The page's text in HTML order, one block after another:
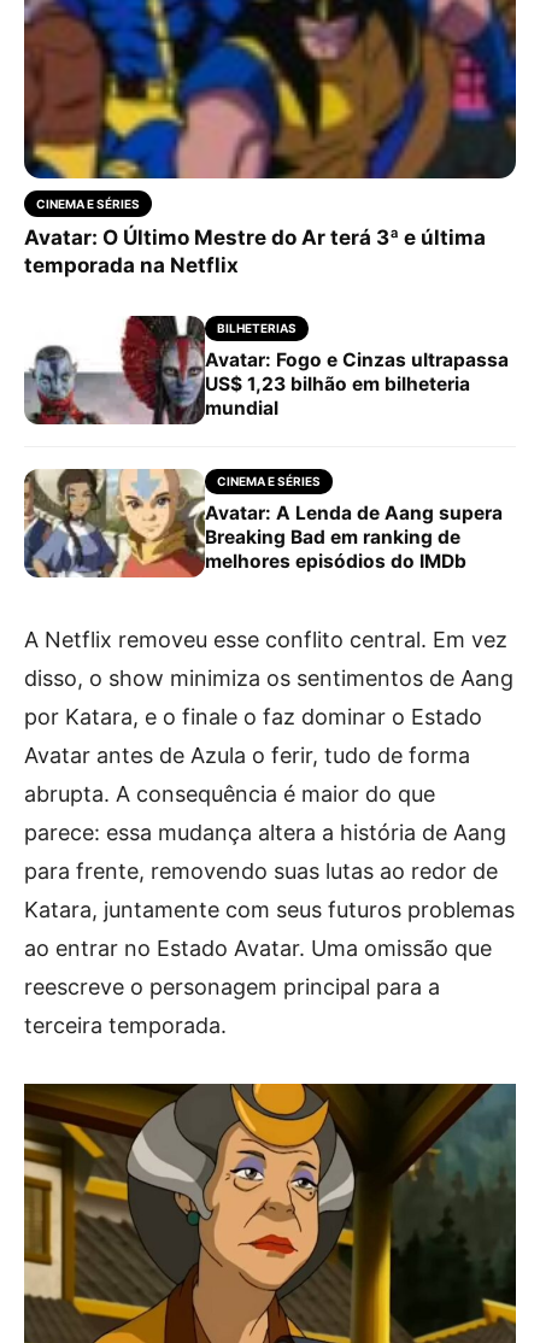
CINEMA E SÉRIES
Avatar: O Último Mestre do Ar terá 3ª e última
temporada na Netflix
BILHETERIAS
Avatar: Fogo e Cinzas ultrapassa
US$ 1,23 bilhão em bilheteria
mundial
CINEMA E SÉRIES
Avatar: A Lenda de Aang supera
Breaking Bad em ranking de
melhores episódios do IMDb
A Netflix removeu esse conflito central. Em vez
disso, o show minimiza os sentimentos de Aang
por Katara, e o finale o faz dominar o Estado
Avatar antes de Azula o ferir, tudo de forma
abrupta. A consequência é maior do que
parece: essa mudança altera a história de Aang
para frente, removendo suas lutas ao redor de
Katara, juntamente com seus futuros problemas
ao entrar no Estado Avatar. Uma omissão que
reescreve o personagem principal para a
terceira temporada.